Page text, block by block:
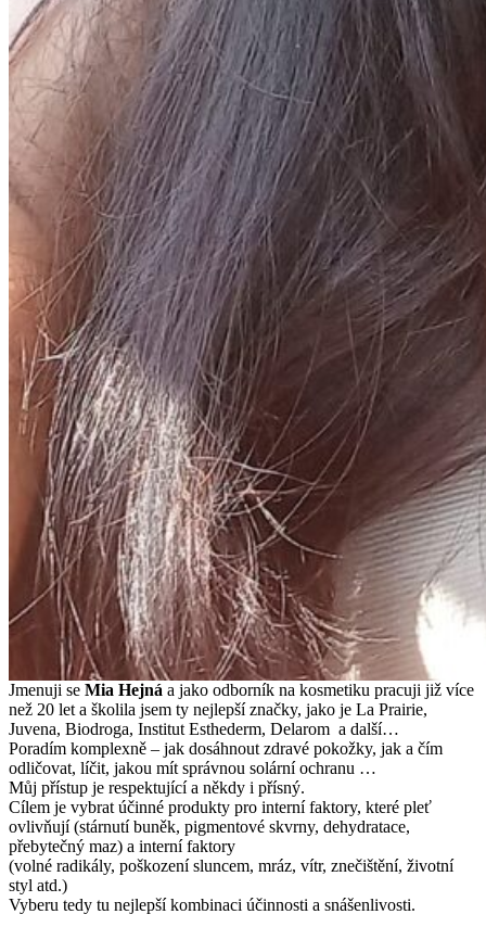
Jmenuji se Mia Hejná a jako odborník na kosmetiku pracuji již více
než 20 let a školila jsem ty nejlepší značky, jako je La Prairie,
Juvena, Biodroga, Institut Esthederm, Delarom a další…
Poradím komplexně – jak dosáhnout zdravé pokožky, jak a čím
odličovat, líčit, jakou mít správnou solární ochranu …
Můj přístup je respektující a někdy i přísný.
Cílem je vybrat účinné produkty pro interní faktory, které pleť
ovlivňují (stárnutí buněk, pigmentové skvrny, dehydratace,
přebytečný maz) a interní faktory
(volné radikály, poškození sluncem, mráz, vítr, znečištění, životní
styl atd.)
Vyberu tedy tu nejlepší kombinaci účinnosti a snášenlivosti.